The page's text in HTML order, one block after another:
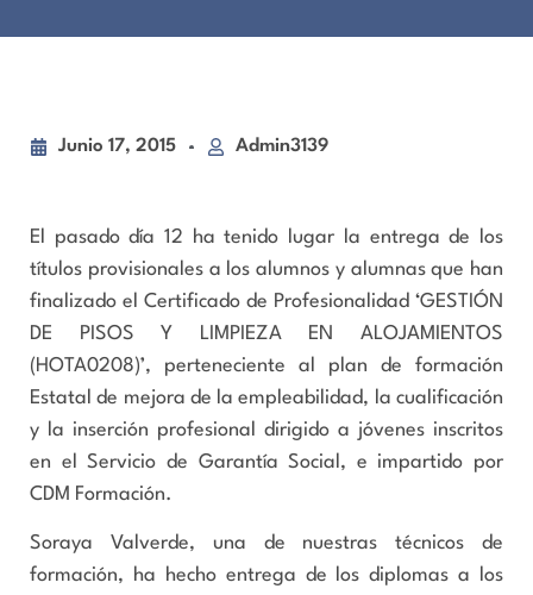
Junio 17, 2015 Admin3139
El pasado día 12 ha tenido lugar la entrega de los
títulos provisionales a los alumnos y alumnas que han
finalizado el Certificado de Profesionalidad ‘GESTIÓN
DE PISOS Y LIMPIEZA EN ALOJAMIENTOS
(HOTA0208)’, perteneciente al plan de formación
Estatal de mejora de la empleabilidad, la cualificación
y la inserción profesional dirigido a jóvenes inscritos
en el Servicio de Garantía Social, e impartido por
CDM Formación.
Soraya Valverde, una de nuestras técnicos de
formación, ha hecho entrega de los diplomas a los